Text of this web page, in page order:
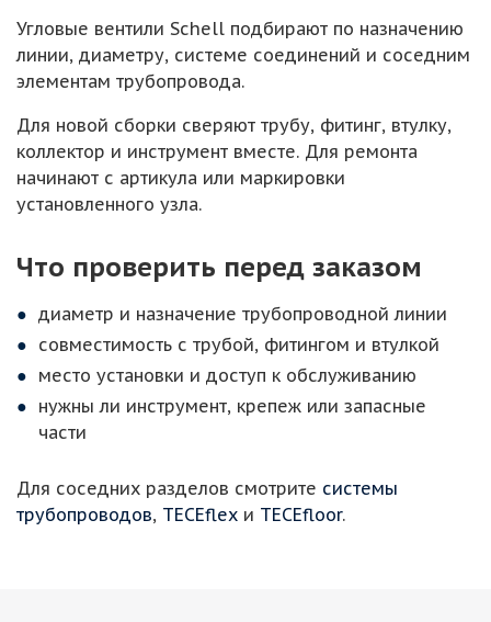
Угловые вентили Schell подбирают по назначению
линии, диаметру, системе соединений и соседним
элементам трубопровода.
Для новой сборки сверяют трубу, фитинг, втулку,
коллектор и инструмент вместе. Для ремонта
начинают с артикула или маркировки
установленного узла.
Что проверить перед заказом
диаметр и назначение трубопроводной линии
совместимость с трубой, фитингом и втулкой
место установки и доступ к обслуживанию
нужны ли инструмент, крепеж или запасные
части
Для соседних разделов смотрите системы
трубопроводов, TECEflex и TECEfloor.